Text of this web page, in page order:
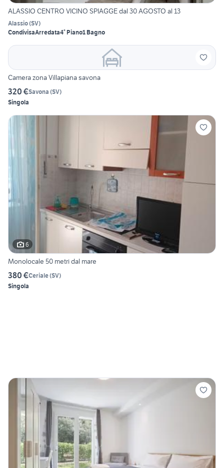
ALASSIO CENTRO VICINO SPIAGGE dal 30 AGOSTO al 13
Alassio(SV)
CondivisaArredata4° Piano1 Bagno
Camera zona Villapiana savona
320 €Savona (SV)
Singola
6
Monolocale 50 metri dal mare
380 €Ceriale(SV)
Singola